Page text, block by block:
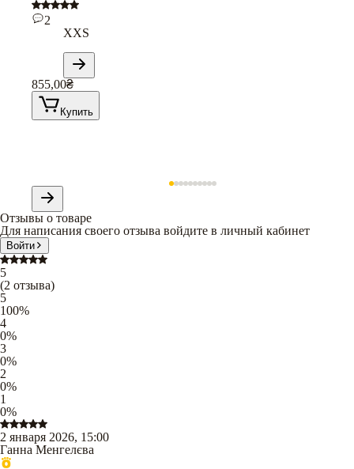
2
XXS
855,00₴
Купить
Отзывы о товаре
Для написания своего отзыва войдите в личный кабинет
Войти
5
(2 отзыва)
5
100%
4
0%
3
0%
2
0%
1
0%
2 января 2026, 15:00
Ганна Менгелєва